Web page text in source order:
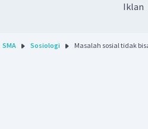
Iklan
SMA Sosiologi Masalah sosial tidak